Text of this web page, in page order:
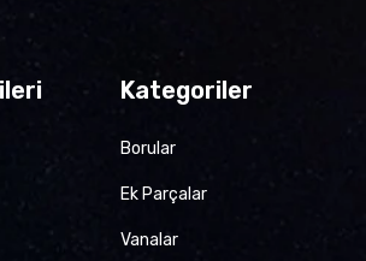
Kategoriler
Borular
Ek Parçalar
Vanalar